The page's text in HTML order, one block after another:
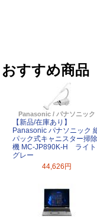
おすすめ商品
Panasonic / パナソニック
【新品/在庫あり】
Panasonic パナソニック
パック式キャニスター掃除
機 MC-JP890K-H ライト
グレー
44,626円